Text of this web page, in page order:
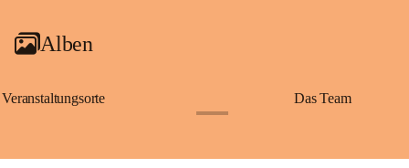
Alben
Veranstaltungsorte Das Team